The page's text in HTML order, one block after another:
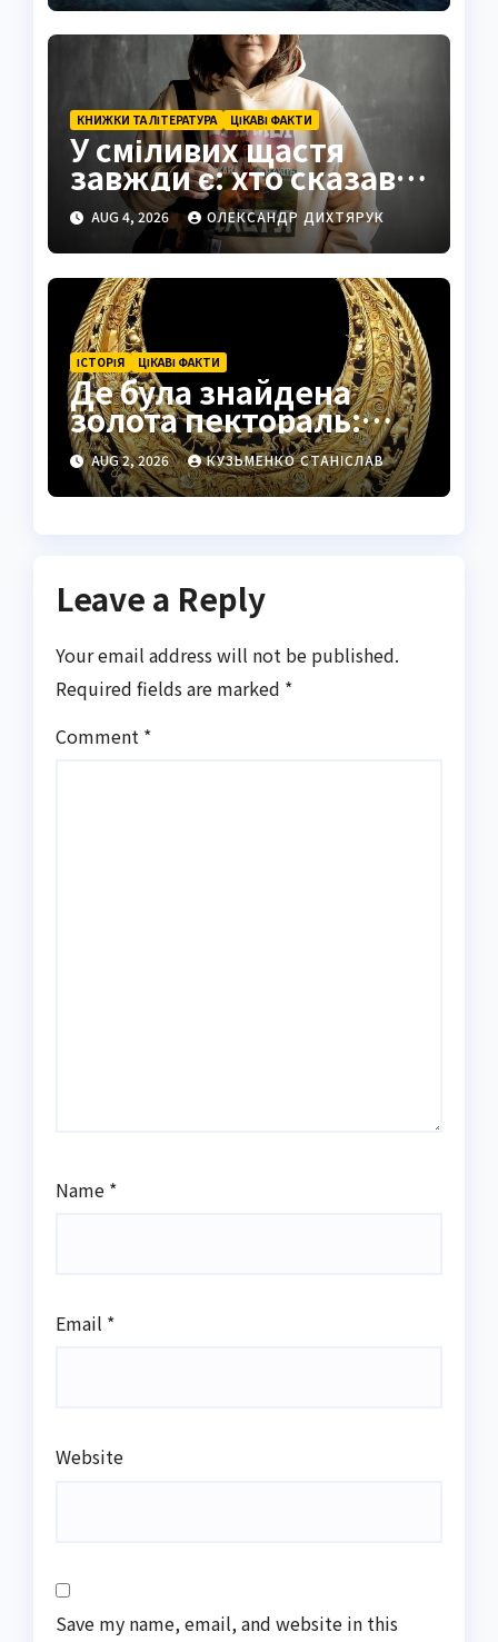
КНИЖКИ ТА ЛІТЕРАТУРА ЦІКАВІ ФАКТИ
У сміливих щастя
завжди є: хто сказав і
що означає ця
мудрість
AUG 4, 2026 ОЛЕКСАНДР ДИХТЯРУК
ІСТОРІЯ ЦІКАВІ ФАКТИ
Де була знайдена
золота пектораль:
таємниці кургану
Товста Могила
AUG 2, 2026 КУЗЬМЕНКО СТАНІСЛАВ
Leave a Reply
Your email address will not be published.
Required fields are marked *
Comment *
Name *
Email *
Website
Save my name, email, and website in this